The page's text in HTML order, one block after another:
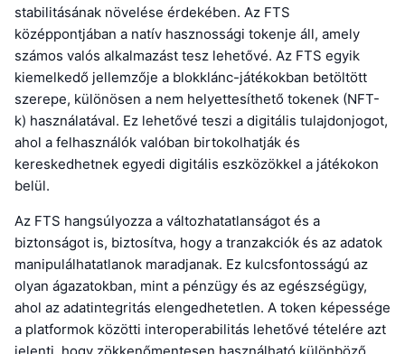
stabilitásának növelése érdekében. Az FTS
középpontjában a natív hasznossági tokenje áll, amely
számos valós alkalmazást tesz lehetővé. Az FTS egyik
kiemelkedő jellemzője a blokklánc-játékokban betöltött
szerepe, különösen a nem helyettesíthető tokenek (NFT-
k) használatával. Ez lehetővé teszi a digitális tulajdonjogot,
ahol a felhasználók valóban birtokolhatják és
kereskedhetnek egyedi digitális eszközökkel a játékokon
belül.
Az FTS hangsúlyozza a változhatatlanságot és a
biztonságot is, biztosítva, hogy a tranzakciók és az adatok
manipulálhatatlanok maradjanak. Ez kulcsfontosságú az
olyan ágazatokban, mint a pénzügy és az egészségügy,
ahol az adatintegritás elengedhetetlen. A token képessége
a platformok közötti interoperabilitás lehetővé tételére azt
jelenti, hogy zökkenőmentesen használható különböző